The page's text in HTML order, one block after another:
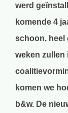
werd
komende 4
schoon, heel
weken zullen
komen we
b&w. De